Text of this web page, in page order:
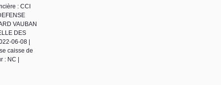
: CCI
VAUBAN
DES
06-08 |
caisse de
: NC |